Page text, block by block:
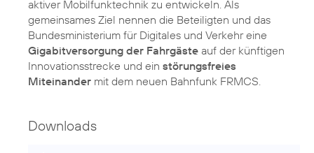
aktiver Mobilfunktechnik zu entwickeln. Als
gemeinsames Ziel nennen die Beteiligten und das
Bundesministerium für Digitales und Verkehr eine
Gigabitversorgung der Fahrgäste auf der künftigen
Innovationsstrecke und ein störungsfreies
Miteinander mit dem neuen Bahnfunk FRMCS.
Downloads